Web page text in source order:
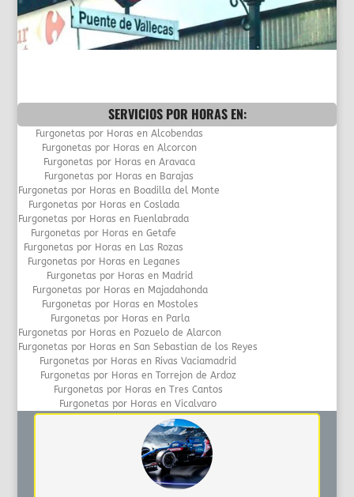
buscanos
en:google.com google.es
SERVICIOS POR HORAS EN:
Furgonetas por Horas en Alcobendas
Furgonetas por Horas en Alcorcon
Furgonetas por Horas en Aravaca
Furgonetas por Horas en Barajas
Furgonetas por Horas en Boadilla del Monte
Furgonetas por Horas en Coslada
Furgonetas por Horas en Fuenlabrada
Furgonetas por Horas en Getafe
Furgonetas por Horas en Las Rozas
Furgonetas por Horas en Leganes
Furgonetas por Horas en Madrid
Furgonetas por Horas en Majadahonda
Furgonetas por Horas en Mostoles
Furgonetas por Horas en Parla
Furgonetas por Horas en Pozuelo de Alarcon
Furgonetas por Horas en San Sebastian de los Reyes
Furgonetas por Horas en Rivas Vaciamadrid
Furgonetas por Horas en Torrejon de Ardoz
Furgonetas por Horas en Tres Cantos
Furgonetas por Horas en Vicalvaro